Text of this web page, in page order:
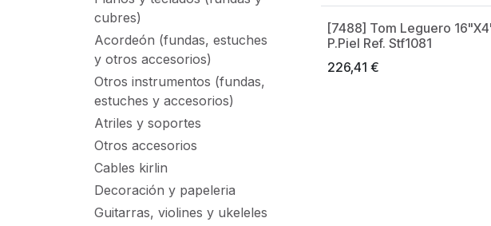
cubres)
Acordeón (fundas, estuches
y otros accesorios)
Otros instrumentos (fundas,
estuches y accesorios)
Atriles y soportes
Otros accesorios
Cables kirlin
Decoración y papeleria
Guitarras, violines y ukeleles
Made in Spain
[7488] Tom Leguero
P.Piel Ref. Stf1081
226,41 €